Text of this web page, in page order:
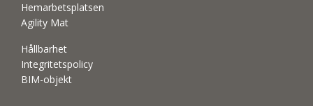
Hemarbetsplatsen
Agility Mat
Hållbarhet
Integritetspolicy
BIM-objekt